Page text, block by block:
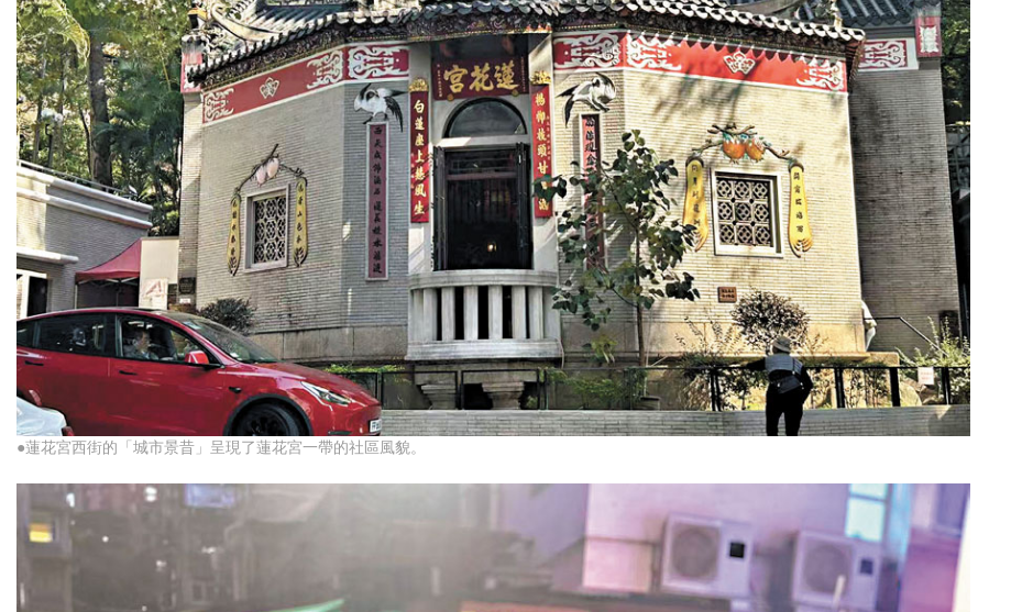
●蓮花宮西街的「城市景昔」呈現了蓮花宮一帶的社區風貌。